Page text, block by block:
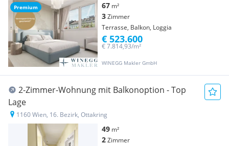
Premium 67 m²
3Zimmer
Terrasse, Balkon, Loggia
WINEGG Makler GmbH
€ 7.814,93/m²
€ 523.600
2-Zimmer-Wohnung mit Balkonoption - Top
Lage
1160 Wien, 16. Bezirk, Ottakring
49 m²
2Zimmer